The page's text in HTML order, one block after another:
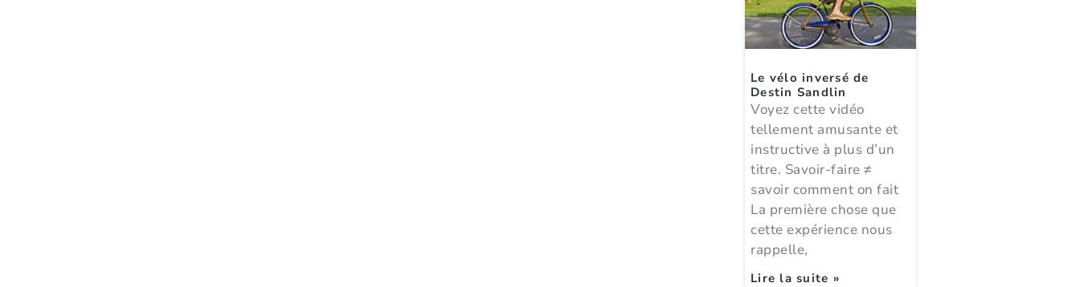
Le vélo inversé de
Destin Sandlin
Voyez cette vidéo
tellement amusante et
instructive à plus d’un
titre. Savoir-faire ≠
savoir comment on fait
La première chose que
cette expérience nous
rappelle,
Lire la suite »